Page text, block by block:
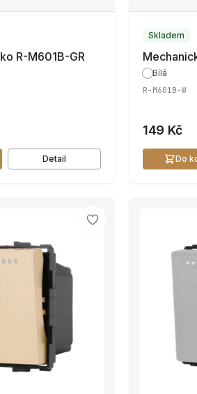
R-M601B-GR
Detail
Skladem
Bílá
R-M601B-W
149 Kč
Do